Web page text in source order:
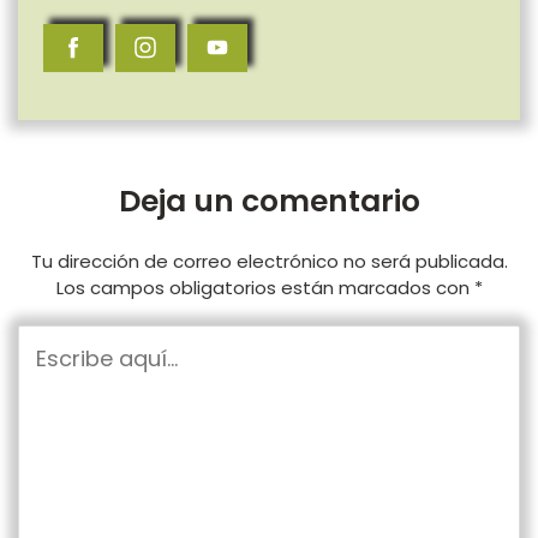
Deja un comentario
Tu dirección de correo electrónico no será publicada.
Los campos obligatorios están marcados con *
aquí...